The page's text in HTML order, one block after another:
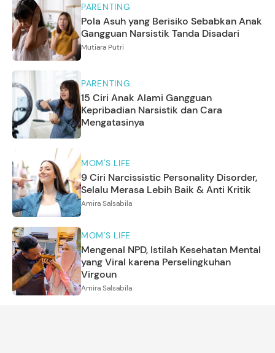
PARENTING
Pola Asuh yang Berisiko Sebabkan Anak
Gangguan Narsistik Tanda Disadari
Mutiara Putri
PARENTING
15 Ciri Anak Alami Gangguan
Kepribadian Narsistik dan Cara
Mengatasinya
MOM'S LIFE
9 Ciri Narcissistic Personality Disorder,
Selalu Merasa Lebih Baik & Anti Kritik
Amira Salsabila
MOM'S LIFE
Mengenal NPD, Istilah Kesehatan Mental
yang Viral karena Perselingkuhan
Virgoun
Amira Salsabila